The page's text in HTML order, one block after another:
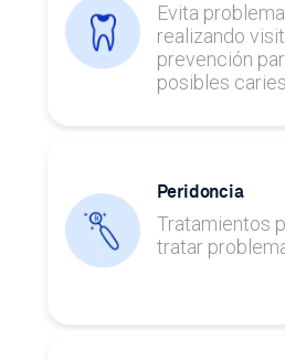
Evita
realizando
prevención
posibles
Peridoncia
Tratamientos
tratar